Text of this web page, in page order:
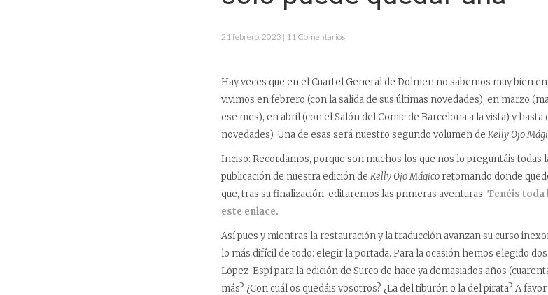
21 febrero, 2023 | 11 Comentarios
Hay veces que en el Cuartel General de Dolmen no sabemos muy bien
vivimos en febrero (con la salida de sus últimas novedades), en marzo
ese mes), en abril (con el Salón del Comic de Barcelona a la vista) y
novedades). Una de esas será nuestro segundo volumen de Kelly Ojo
Inciso: Recordamos, porque son muchos los que nos lo preguntáis todas
publicación de nuestra edición de Kelly Ojo Mágicoretomando donde
que, tras su finalización, editaremos las primeras aventuras. Tenéis toda
este enlace.
Así pues y mientras la restauración y la traducción avanzan su curso
lo más difícil de todo: elegir la portada. Para la ocasión hemos elegido
López-Espí para la edición de Surco de hace ya demasiados años
más? ¿Con cuál os quedáis vosotros? ¿La del tiburón o la del pirata? A